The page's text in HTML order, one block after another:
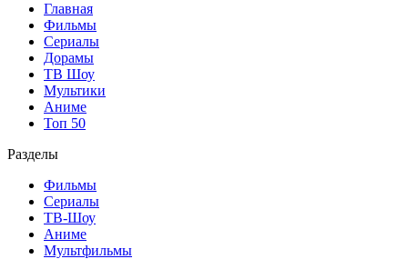
Главная
Фильмы
Сериалы
Дорамы
ТВ Шоу
Мультики
Аниме
Топ 50
Разделы
Фильмы
Сериалы
ТВ-Шоу
Аниме
Мультфильмы